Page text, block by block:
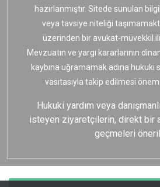
hazırlanmıştır. Sitede sunulan
veya tavsiye niteliği
üzerinden bir avukat-müvekkil
Mevzuatın ve yargı kararlarının
kaybına uğramamak adına hukuki
vasıtasıyla takip edilmesi
Hukuki yardım veya
isteyen ziyaretçilerin, direkt bir
geçmeleri